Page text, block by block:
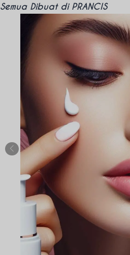
Semua Dibuat di PRANCIS